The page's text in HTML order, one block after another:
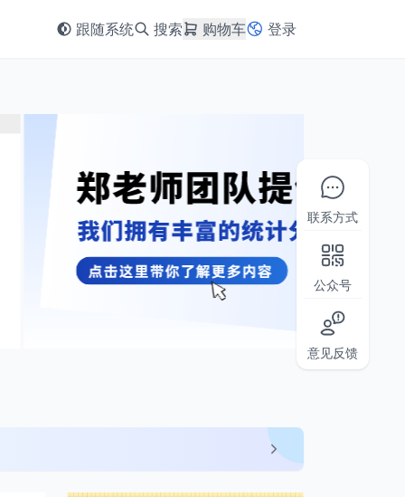
跟随系统 搜索 购物车 登录
联系方式
公众号
意见反馈